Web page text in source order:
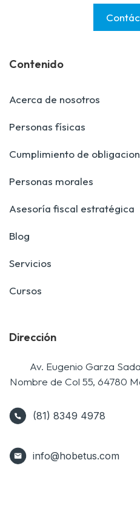
Contenido
Acerca de nosotros
Personas físicas
Cumplimiento de
Personas morales
Asesoría fiscal estratégica
Blog
Servicios
Cursos
Dirección
Av. Eugenio Garza
Nombre de Col 55, 64780
(81) 8349 4978
info@hobetus.com